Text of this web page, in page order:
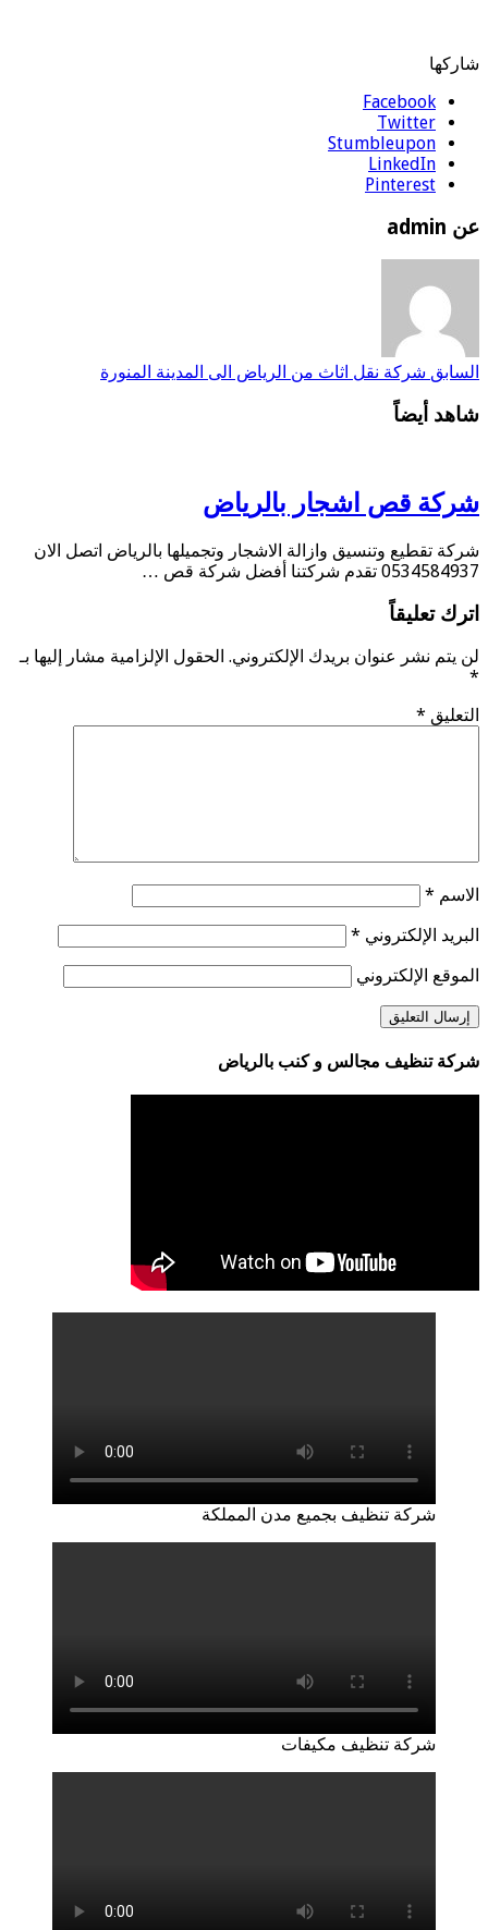
شاركها
Facebook
Twitter
Stumbleupon
LinkedIn
Pinterest
عن admin
السابق شركة نقل اثاث من الرياض الى المدينة المنورة
شاهد أيضاً
شركة قص اشجار بالرياض
شركة تقطيع وتنسيق وازالة الاشجار وتجميلها بالرياض اتصل الان
0534584937 تقدم شركتنا أفضل شركة قص …
اترك تعليقاً
لن يتم نشر عنوان بريدك الإلكتروني. الحقول الإلزامية مشار إليها بـ
*
التعليق *
الاسم *
البريد الإلكتروني *
الموقع الإلكتروني
شركة تنظيف مجالس و كنب بالرياض
شركة تنظيف بجميع مدن المملكة
شركة تنظيف مكيفات